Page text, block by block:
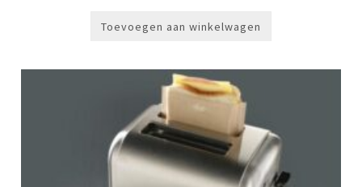
Toevoegen aan winkelwagen